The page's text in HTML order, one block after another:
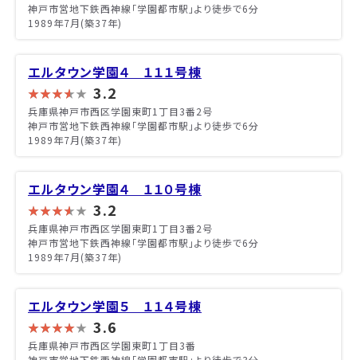
神戸市営地下鉄西神線「学園都市駅」より徒歩で6分
1989年7月(築37年)
エルタウン学園４ １１１号棟
3.2
兵庫県神戸市西区学園東町1丁目3番2号
神戸市営地下鉄西神線「学園都市駅」より徒歩で6分
1989年7月(築37年)
エルタウン学園４ １１０号棟
3.2
兵庫県神戸市西区学園東町1丁目3番2号
神戸市営地下鉄西神線「学園都市駅」より徒歩で6分
1989年7月(築37年)
エルタウン学園５ １１４号棟
3.6
兵庫県神戸市西区学園東町1丁目3番